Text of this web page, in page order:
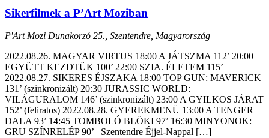
Sikerfilmek a P’Art Moziban
P'Art Mozi Dunakorzó 25., Szentendre, Magyarország
2022.08.26. MAGYAR VIRTUS 18:00 A JÁTSZMA 112’ 20:00
EGYÜTT KEZDTÜK 100’ 22:00 SZIA. ÉLETEM 115’
2022.08.27. SIKERES ÉJSZAKA 18:00 TOP GUN: MAVERICK
131’ (szinkronizált) 20:30 JURASSIC WORLD:
VILÁGURALOM 146’ (szinkronizált) 23:00 A GYILKOS JÁRAT
152’ (feliratos) 2022.08.28. GYEREKMENÜ 13:00 A TENGER
DALA 93’ 14:45 TOMBOLÓ BLÖKI 97’ 16:30 MINYONOK:
GRU SZÍNRELÉP 90’ Szentendre Éjjel-Nappal […]